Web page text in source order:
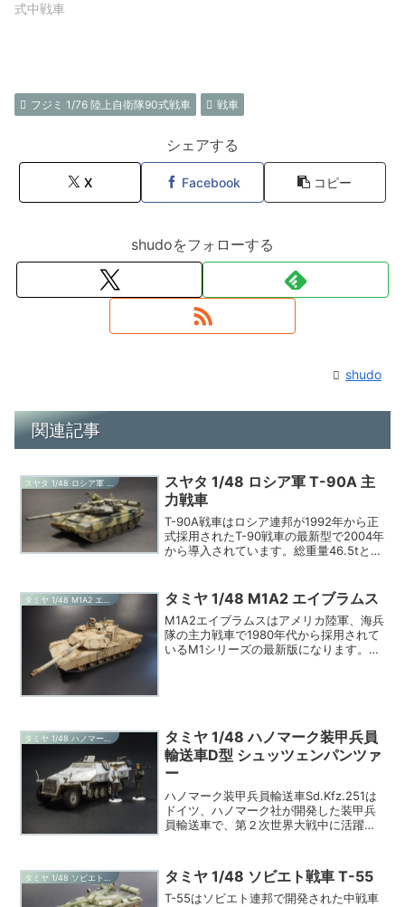
式中戦車
フジミ 1/76 陸上自衛隊90式戦車 戦車
シェアする
X Facebook コピー
shudoをフォローする
shudo
関連記事
スヤタ 1/48 ロシア軍 T-90A 主
力戦車
T-90A戦車はロシア連邦が1992年から正
式採用されたT-90戦車の最新型で2004年
から導入されています。総重量46.5tと現
戦車では標準的な120mm滑腔砲よ...
タミヤ 1/48 M1A2 エイブラムス
M1A2エイブラムスはアメリカ陸軍、海兵
隊の主力戦車で1980年代から採用されて
いるM1シリーズの最新版になります。現
タミヤ 1/48 ハノマーク装甲兵員輸送車D型 シュッツェンパンツァー
タミヤ 1/48 ハノマーク装甲兵員
輸送車D型 シュッツェンパンツァ
ー
ハノマーク装甲兵員輸送車Sd.Kfz.251は
ドイツ、ハノマーク社が開発した装甲兵
員輸送車で、第２次世界大戦中に活躍し
だと思います。Sd.Kfz.251はいく...
タミヤ 1/48 ソビエト戦車 T-55
T-55はソビエト連邦で開発された中戦車